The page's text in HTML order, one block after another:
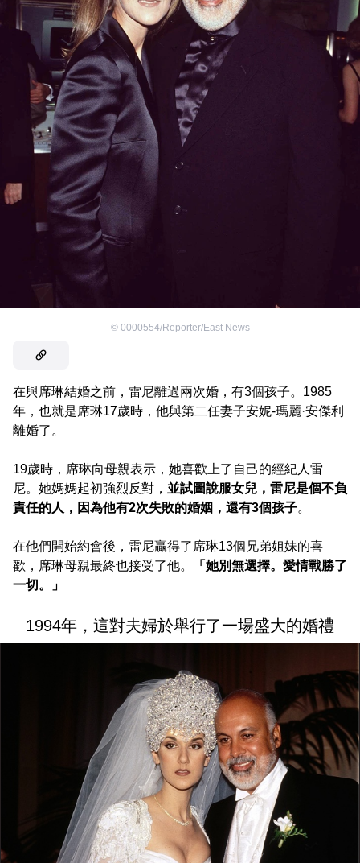
© 0000554/Reporter/East News
在與席琳結婚之前，雷尼離過兩次婚，有3個孩子。1985
年，也就是席琳17歲時，他與第二任妻子安妮-瑪麗·安傑利
離婚了。
19歲時，席琳向母親表示，她喜歡上了自己的經紀人雷
尼。她媽媽起初強烈反對， 並試圖說服女兒，雷尼是個不負
責任的人，因為他有2次失敗的婚姻，還有3個孩子。
在他們開始約會後，雷尼贏得了席琳13個兄弟姐妹的喜
歡，席琳母親最終也接受了他。
「她別無選擇。愛情戰勝了
一切。」
1994年，這對夫婦於舉行了一場盛大的婚禮